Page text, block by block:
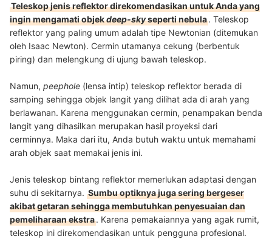
Teleskop jenis reflektor direkomendasikan untuk Anda yang
ingin mengamati objekdeep-skyseperti nebula. Teleskop
reflektor yang paling umum adalah tipe Newtonian (ditemukan
oleh Isaac Newton). Cermin utamanya cekung (berbentuk
piring) dan melengkung di ujung bawah teleskop.
Namun, peephole (lensa intip) teleskop reflektor berada di
samping sehingga objek langit yang dilihat ada di arah yang
berlawanan. Karena menggunakan cermin, penampakan benda
langit yang dihasilkan merupakan hasil proyeksi dari
cerminnya. Maka dari itu, Anda butuh waktu untuk memahami
arah objek saat memakai jenis ini.
Jenis teleskop bintang reflektor memerlukan adaptasi dengan
suhu di sekitarnya. Sumbu optiknya juga sering bergeser
akibat getaran sehingga membutuhkan penyesuaian dan
pemeliharaan ekstra. Karena pemakaiannya yang agak rumit,
teleskop ini direkomendasikan untuk pengguna profesional.